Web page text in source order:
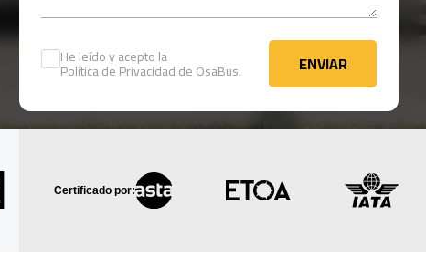
He leído y acepto la
Política de Privacidadde OsaBus. ENVIAR
ENVIAR
Certificado por: